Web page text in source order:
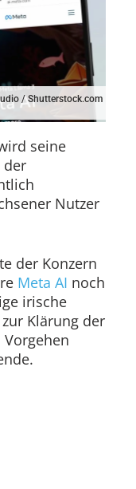
/ Shutterstock.com
seine
der
Nutzer
der Konzern
Meta AI noch
irische
Klärung der
Vorgehen